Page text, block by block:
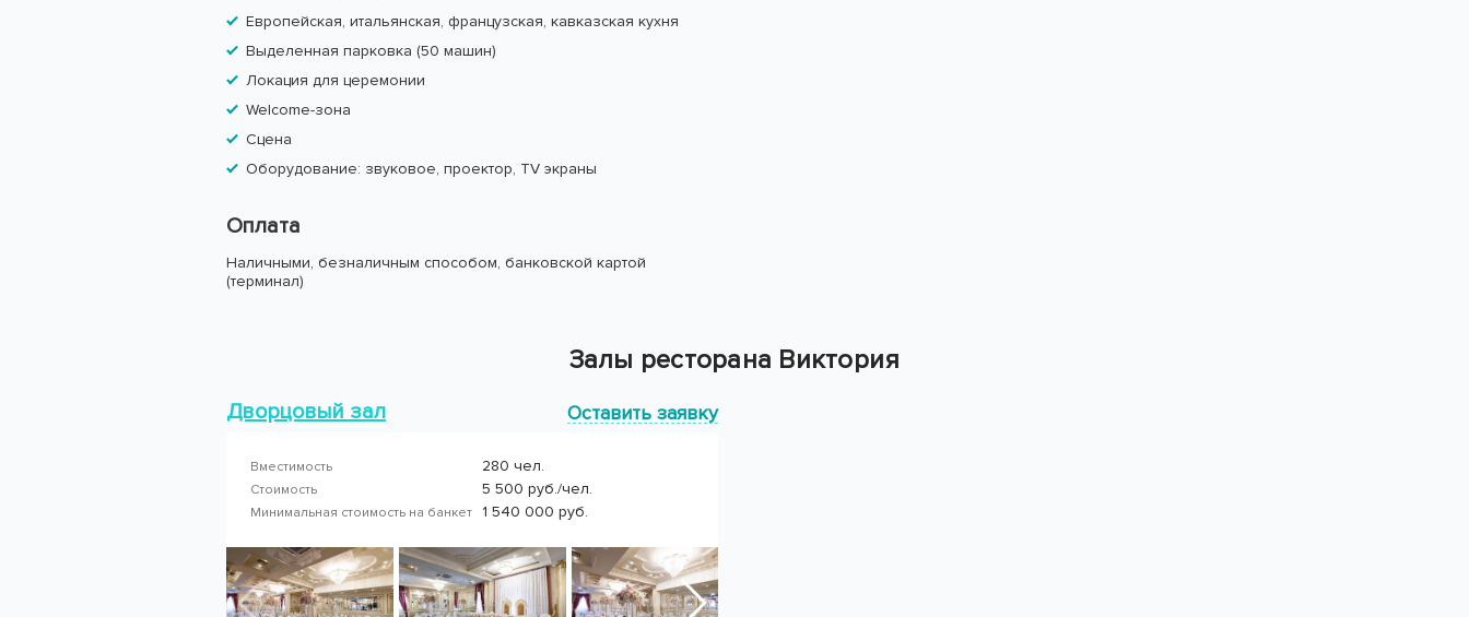
Европейская, итальянская, французская, кавказская кухня
Выделенная парковка (50 машин)
Локация для церемонии
Welcome-зона
Сцена
Оборудование: звуковое, проектор, TV экраны
Оплата
Наличными, безналичным способом, банковской картой
(терминал)
Залы ресторана Виктория
Дворцовый зал Оставить заявку
Вместимость 280 чел.
Стоимость 5 500 руб./чел.
Минимальная стоимость на банкет 1 540 000 руб.